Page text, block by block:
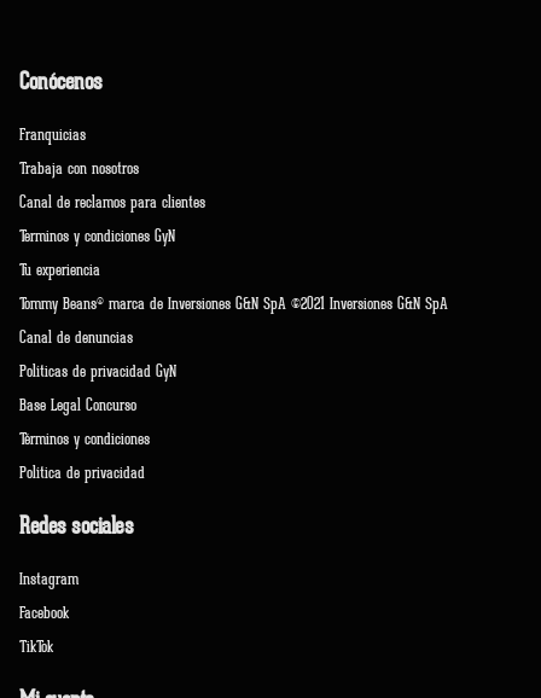
Conócenos
Franquicias
Trabaja con nosotros
Canal de reclamos para clientes
Terminos y condiciones GyN
Tu experiencia
Tommy Beans® marca de Inversiones G&N SpA ©2021 Inversiones G&N SpA
Canal de denuncias
Políticas de privacidad GyN
Base Legal Concurso
Términos y condiciones
Política de privacidad
Redes sociales
Instagram
Facebook
TikTok